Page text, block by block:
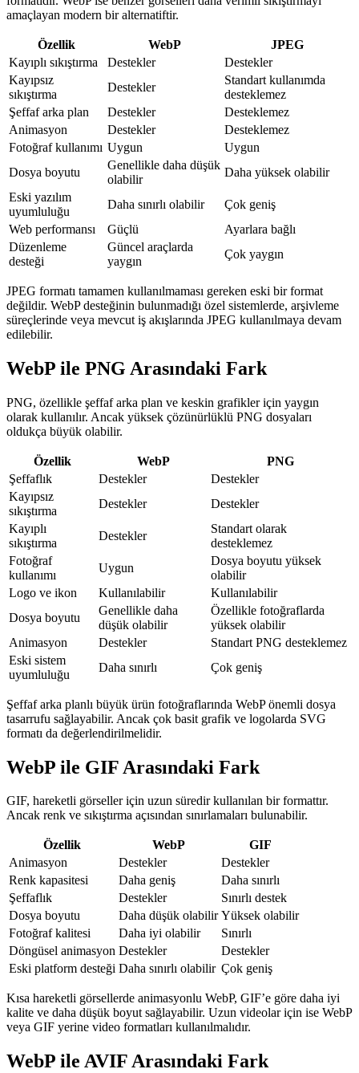
amaçlayan modern bir alternatiftir.
Özellik WebP
JPEG
Kayıplı sıkıştırma
Destekler
Destekler
Kayıpsız
sıkıştırma
Destekler
Standart kullanımda
desteklemez
Şeffaf arka plan
Destekler
Desteklemez
Animasyon
Destekler
Desteklemez
Fotoğraf kullanımı Uygun
Uygun
Dosya boyutu
Genellikle daha düşük
olabilir
Daha yüksek olabilir
Eski yazılım
uyumluluğu
Daha sınırlı olabilir
Çok geniş
Web performansı
Güçlü
Ayarlara bağlı
Düzenleme
desteği
Güncel araçlarda
yaygın
Çok yaygın
JPEG formatı tamamen kullanılmaması gereken eski bir format
değildir. WebP desteğinin bulunmadığı özel sistemlerde, arşivleme
süreçlerinde veya mevcut iş akışlarında JPEG kullanılmaya devam
edilebilir.
WebP ile PNG Arasındaki Fark
PNG, özellikle şeffaf arka plan ve keskin grafikler için yaygın
olarak kullanılır. Ancak yüksek çözünürlüklü PNG dosyaları
oldukça büyük olabilir.
Özellik WebP
PNG
Şeffaflık
Destekler
Destekler
Kayıpsız
sıkıştırma
Destekler
Destekler
Kayıplı
sıkıştırma
Destekler
Standart olarak
desteklemez
Fotoğraf
kullanımı
Uygun
Dosya boyutu yüksek
olabilir
Logo ve ikon
Kullanılabilir
Kullanılabilir
Dosya boyutu
Genellikle daha
düşük olabilir
Özellikle fotoğraflarda
yüksek olabilir
Animasyon
Destekler
Standart PNG desteklemez
Eski sistem
uyumluluğu
Daha sınırlı Çok geniş
Şeffaf arka planlı büyük ürün fotoğraflarında WebP önemli dosya
tasarrufu sağlayabilir. Ancak çok basit grafik ve logolarda SVG
formatı da değerlendirilmelidir.
WebP ile GIF Arasındaki Fark
GIF, hareketli görseller için uzun süredir kullanılan bir formattır.
Ancak renk ve sıkıştırma açısından sınırlamaları bulunabilir.
Özellik WebP
GIF
Animasyon
Destekler
Destekler
Renk kapasitesi
Daha geniş
Daha sınırlı
Şeffaflık
Destekler
Sınırlı destek
Dosya boyutu
Daha düşük olabilir Yüksek olabilir
Fotoğraf kalitesi
Daha iyi olabilir
Sınırlı
Döngüsel animasyon Destekler
Destekler
Eski platform desteği Daha sınırlı olabilir Çok geniş
Kısa hareketli görsellerde animasyonlu WebP, GIF’e göre daha iyi
kalite ve daha düşük boyut sağlayabilir. Uzun videolar için ise WebP
veya GIF yerine video formatları kullanılmalıdır.
WebP ile AVIF Arasındaki Fark